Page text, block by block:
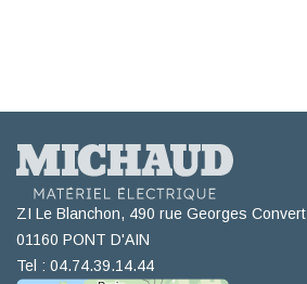
ZI Le Blanchon, 490 rue Georges Convert
01160 PONT D'AIN
Tel : 04.74.39.14.44